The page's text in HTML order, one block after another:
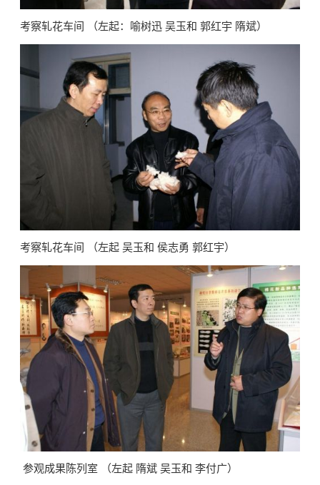
考察轧花车间 （左起：喻树迅 吴玉和 郭红宇 隋斌）
考察轧花车间 （左起 吴玉和 侯志勇 郭红宇）
参观成果陈列室 （左起 隋斌 吴玉和 李付广）